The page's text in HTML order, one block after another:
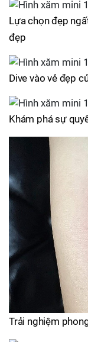
Lựa chọn đẹp
đẹp
Dive vào vẻ đẹp
Khám phá sự
Trải nghiệm